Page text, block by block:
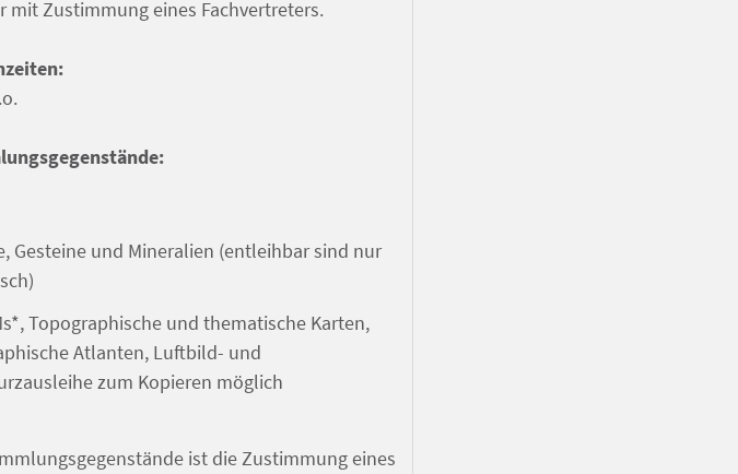
Zustimmung eines Fachvertreters.
Gesteine und Mineralien (entleihbar sind nur
Topographische und thematische Karten,
Atlanten, Luftbild- und
zum Kopieren möglich
ist die Zustimmung eines